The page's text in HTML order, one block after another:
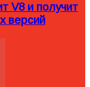
V8 и получит
версий